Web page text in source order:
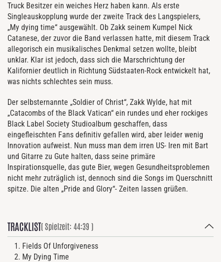
Truck Besitzer ein weiches Herz haben kann. Als erste
Singleauskopplung wurde der zweite Track des Langspielers,
„My dying time“ ausgewählt. Ob Zakk seinem Kumpel Nick
Catanese, der zuvor die Band verlassen hatte, mit diesem Track
allegorisch ein musikalisches Denkmal setzen wollte, bleibt
unklar. Klar ist jedoch, dass sich die Marschrichtung der
Kalifornier deutlich in Richtung Südstaaten-Rock entwickelt hat,
was nichts schlechtes sein muss.
Der selbsternannte „Soldier of Christ“, Zakk Wylde, hat mit
„Catacombs of the Black Vatican“ ein rundes und eher rockiges
Black Label Society Studioalbum geschaffen, dass
eingefleischten Fans definitiv gefallen wird, aber leider wenig
Innovation aufweist. Nun muss man dem irren US- Iren mit Bart
und Gitarre zu Gute halten, dass seine primäre
Inspirationsquelle, das gute Bier, wegen Gesundheitsproblemen
nicht mehr zuträglich ist, dennoch sind die Songs im Querschnitt
spitze. Die alten „Pride and Glory“- Zeiten lassen grüßen.
TRACKLIST( Spielzeit: 44:39 )
Fields Of Unforgiveness
My Dying Time